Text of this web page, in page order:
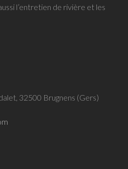
l’entretien de rivière et les
32500 Brugnens (Gers)